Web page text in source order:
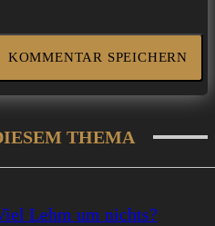
THEMA
Lehm um nichts?